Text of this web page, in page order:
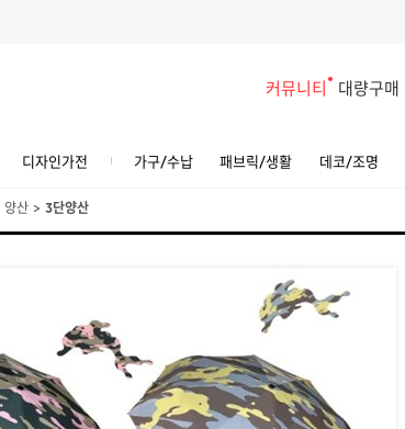
커뮤니티 대량구매
디자인가전 가구/수납 패브릭/생활 데코/조명
양산 > 3단양산